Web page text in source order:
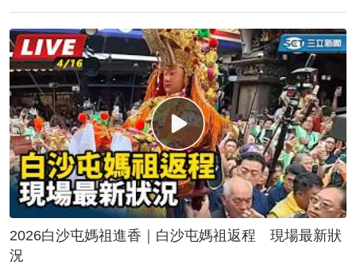
2026白沙屯媽祖進香｜白沙屯媽祖返程 現場最新狀
況